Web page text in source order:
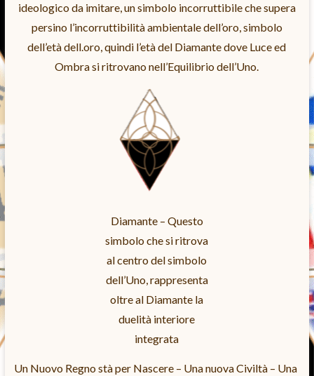
ideologico da imitare, un simbolo incorruttibile che supera
persino l’incorruttibilità ambientale dell’oro, simbolo
dell’età dell.oro, quindi l’età del Diamante dove Luce ed
Ombra si ritrovano nell’Equilibrio dell’Uno.
Diamante – Questo
simbolo che si ritrova
al centro del simbolo
dell’Uno, rappresenta
oltre al Diamante la
duelità interiore
integrata
Un Nuovo Regno stà per Nascere – Una nuova Civiltà – Una